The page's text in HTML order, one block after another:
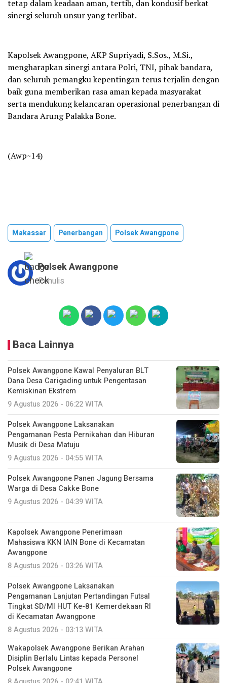
tetap dalam keadaan aman, tertib, dan kondusif berkat
sinergi seluruh unsur yang terlibat.
‎Kapolsek Awangpone, AKP Supriyadi, S.Sos., M.Si.,
mengharapkan sinergi antara Polri, TNI, pihak bandara,
dan seluruh pemangku kepentingan terus terjalin dengan
baik guna memberikan rasa aman kepada masyarakat
serta mendukung kelancaran operasional penerbangan di
Bandara Arung Palakka Bone.
‎(Awp~14)
Makassar Penerbangan Polsek Awangpone
Polsek Awangpone
Penulis
Baca Lainnya
‎Polsek Awangpone Kawal Penyaluran BLT
Dana Desa Carigading untuk Pengentasan
Kemiskinan Ekstrem
9 Agustus 2026 - 06:22 WITA
‎Polsek Awangpone Laksanakan
Pengamanan Pesta Pernikahan dan Hiburan
Musik di Desa Matuju ‎
9 Agustus 2026 - 04:55 WITA
Polsek Awangpone Panen Jagung Bersama
Warga di Desa Cakke Bone
9 Agustus 2026 - 04:39 WITA
‎Kapolsek Awangpone Penerimaan
Mahasiswa KKN IAIN Bone di Kecamatan
Awangpone
8 Agustus 2026 - 03:26 WITA
Polsek Awangpone Laksanakan
Pengamanan Lanjutan Pertandingan Futsal
Tingkat SD/MI HUT Ke-81 Kemerdekaan RI
di Kecamatan Awangpone
8 Agustus 2026 - 03:13 WITA
‎Wakapolsek Awangpone Berikan Arahan
Disiplin Berlalu Lintas kepada Personel
Polsek Awangpone